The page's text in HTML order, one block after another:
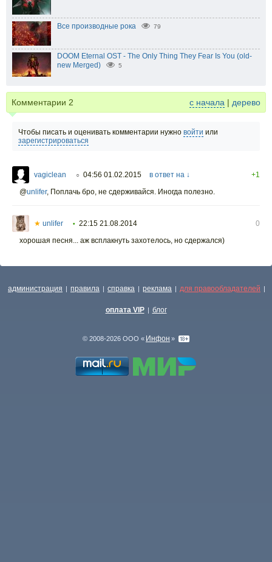
Все производные рока 79
DOOM Eternal OST - The Only Thing They Fear Is You (old-
new Merged)
5
Комментарии 2 с начала | дерево
Чтобы писать и оценивать комментарии нужно войти или
зарегистрироваться
vagiclean ○ 04:56 01.02.2015 в ответ на ↓
+1
@unlifer, Поплачь бро, не сдерживайся. Иногда полезно.
★ unlifer • 22:15 21.08.2014
0
хорошая песня... аж всплакнуть захотелось, но сдержался)
администрация | правила | справка | реклама | для правообладателей |
оплата VIP | блог
© 2008-2026 ООО « Инфон »